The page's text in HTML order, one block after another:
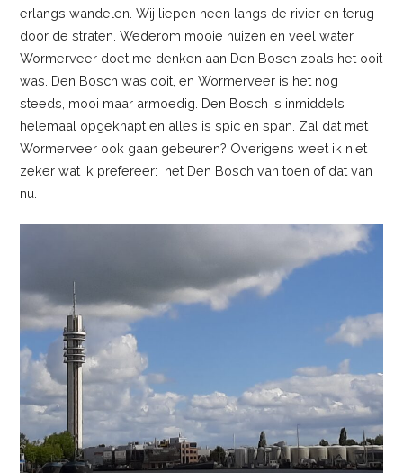
erlangs wandelen. Wij liepen heen langs de rivier en terug
door de straten. Wederom mooie huizen en veel water.
Wormerveer doet me denken aan Den Bosch zoals het ooit
was. Den Bosch was ooit, en Wormerveer is het nog
steeds, mooi maar armoedig. Den Bosch is inmiddels
helemaal opgeknapt en alles is spic en span. Zal dat met
Wormerveer ook gaan gebeuren? Overigens weet ik niet
zeker wat ik prefereer: het Den Bosch van toen of dat van
nu.